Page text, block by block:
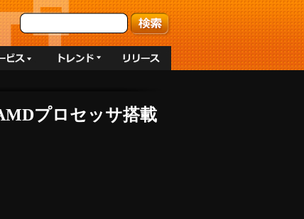
プロセッサ搭載